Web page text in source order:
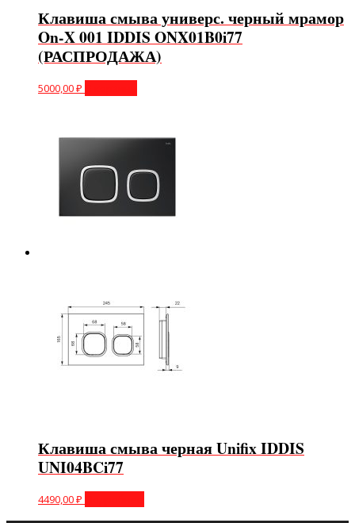
Клавиша смыва универс. черный мрамор
On-X 001 IDDIS ONX01B0i77
(РАСПРОДАЖА)
5000,00₽
Клавиша смыва черная Unifix IDDIS
UNI04BCi77
4490,00₽